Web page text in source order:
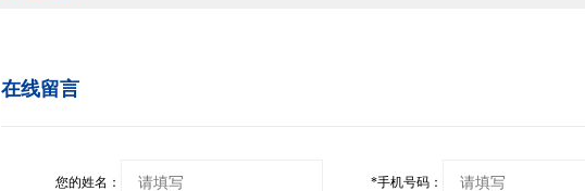
在线留言
您的姓名： *手机号码：